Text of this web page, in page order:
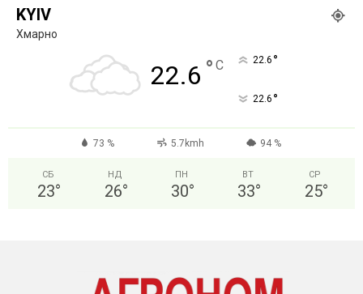
KYIV
Хмарно
22.6 ° C 22.6 °
22.6 °
73 % 5.7kmh 94 %
СБ
23°
НД
26°
ПН
30°
ВТ
33°
СР
25°